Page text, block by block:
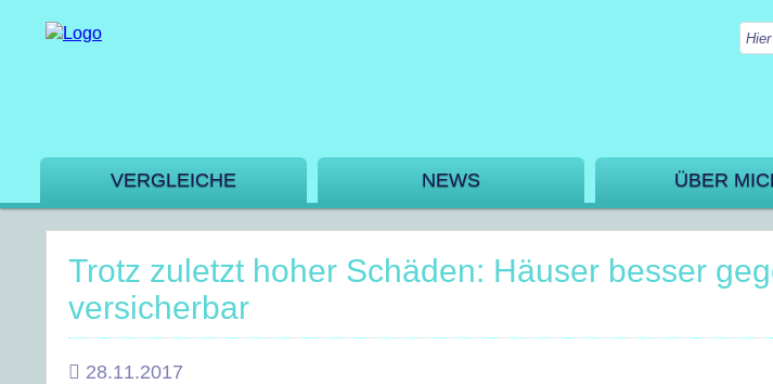
VERGLEICHE NEWS ÜBER
Trotz zuletzt hoher Schäden: Häuser besser
versicherbar
28.11.2017